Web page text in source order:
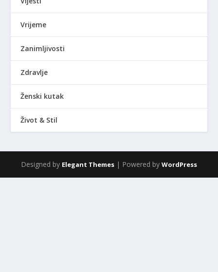
Vrijeme
Zanimljivosti
Zdravlje
Ženski kutak
Život & Stil
Designed by Elegant Themes | Powered by WordPress